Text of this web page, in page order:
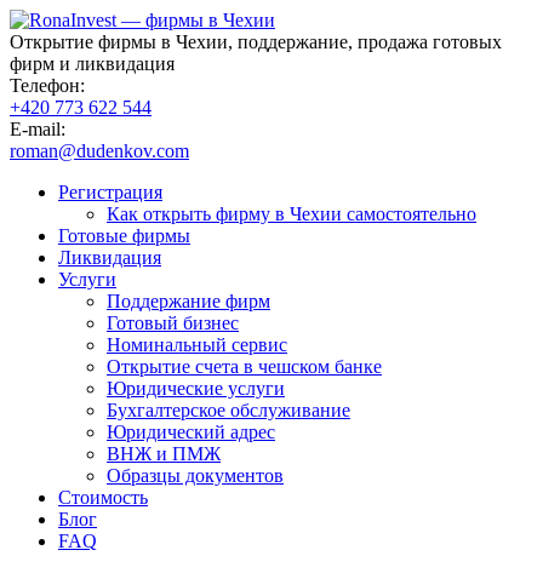
Открытие фирмы в Чехии, поддержание, продажа готовых
фирм и ликвидация
Телефон:
+420 773 622 544
E-mail:
roman@dudenkov.com
Регистрация
Как открыть фирму в Чехии самостоятельно
Готовые фирмы
Ликвидация
Услуги
Поддержание фирм
Готовый бизнес
Номинальный сервис
Открытие счета в чешском банке
Юридические услуги
Бухгалтерское обслуживание
Юридический адрес
ВНЖ и ПМЖ
Образцы документов
Стоимость
Блог
FAQ